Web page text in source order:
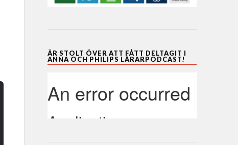
ÄR STOLT ÖVER ATT FÅTT DELTAGIT I
ANNA OCH PHILIPS LÄRARPODCAST!